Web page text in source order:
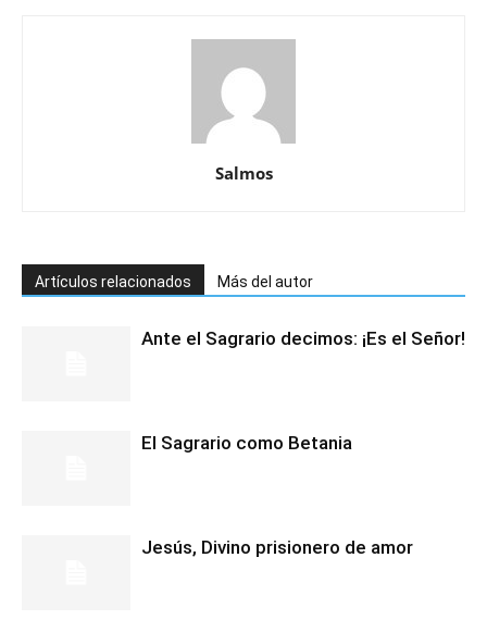
Salmos
Artículos relacionados Más del autor
Ante el Sagrario decimos: ¡Es el Señor!
El Sagrario como Betania
Jesús, Divino prisionero de amor